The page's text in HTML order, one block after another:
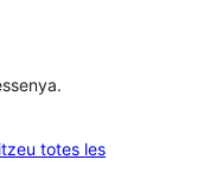
totes lesressenyes